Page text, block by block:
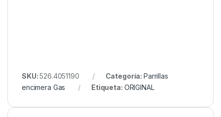
SKU:526.4051190 Categoría: Parrillas
encimera Gas
Etiqueta: ORIGINAL